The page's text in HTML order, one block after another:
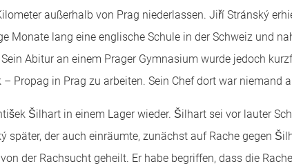
außerhalb von Prag niederlassen. Jiří Stránský
Monate lang eine englische Schule in der Schweiz und
Abitur an einem Prager Gymnasium wurde jedoch
Propag in Prag zu arbeiten. Sein Chef dort war niemand
Šilhart in einem Lager wieder. Šilhart sei vor lauter
später, der auch einräumte, zunächst auf Rache gegen
der Rachsucht geheilt. Er habe begriffen, dass die